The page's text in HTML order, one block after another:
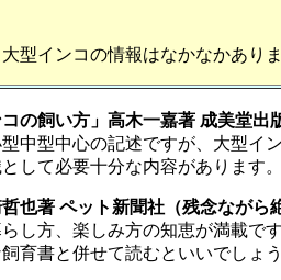
大型インコの情報はなかなかあり
コの飼い方」高木一嘉著 成美堂
中型中心の記述ですが、大型イ
して必要十分な内容があります
哲也著 ペット新聞社（残念ながら
し方、楽しみ方の知恵が満載で
育書と併せて読むといいでしょ